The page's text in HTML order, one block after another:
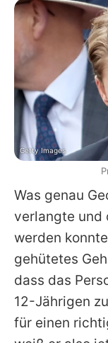
Was genau
verlangte und
werden
gehütetes
dass das
12-Jährigen
für einen
Getty Images